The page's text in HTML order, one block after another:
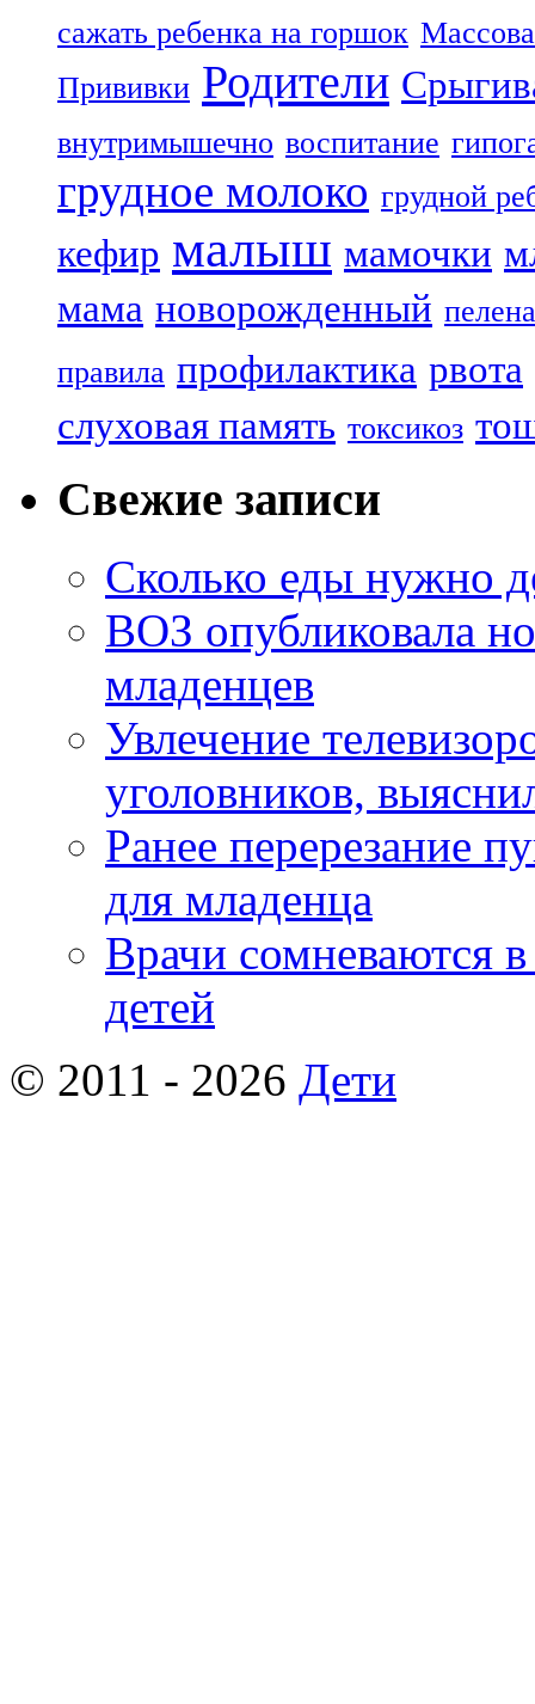
сажать ребенка на горшок
Прививки Родители
внутримышечно воспитание
грудное молоко грудной
кефир малыш мамочки
мама новорожденный
правила профилактика рвота
слуховая память токсикоз
Свежие записи
Сколько еды нужно
ВОЗ опубликовала
младенцев
Увлечение
уголовников,
Ранее перерезание
для младенца
Врачи сомневаются
детей
© 2011 - 2026 Дети